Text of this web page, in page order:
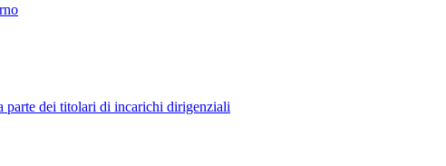
parte dei titolari di incarichi dirigenziali